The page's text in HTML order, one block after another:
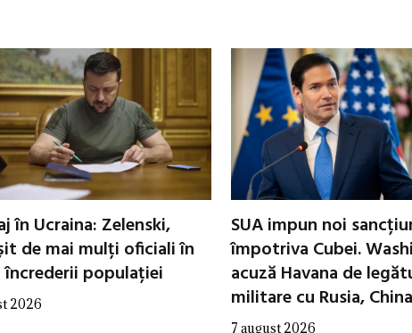
în Ucraina: Zelenski,
de mai mulți oficiali în
populației
2026
SUA impun noi
împotriva Cubei.
acuză Havana de
militare cu Rusia,
7 august 2026